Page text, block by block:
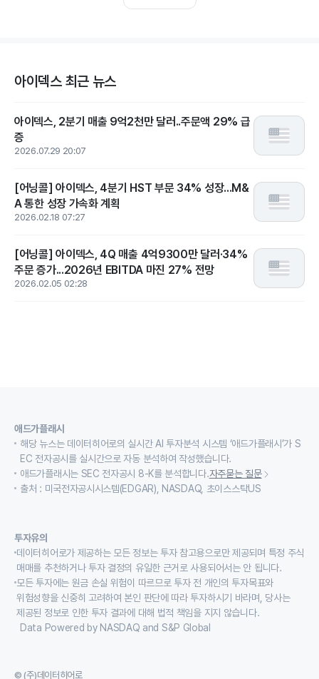
아이덱스 최근 뉴스
아이덱스, 2분기 매출 9억2천만 달러..주문액 29% 급
증
2026.07.29 20:07
[어닝콜] 아이덱스, 4분기 HST 부문 34% 성장...M&
A 통한 성장 가속화 계획
2026.02.18 07:27
[어닝콜] 아이덱스, 4Q 매출 4억9300만 달러·34%
주문 증가...2026년 EBITDA 마진 27% 전망
2026.02.05 02:28
애드가플래시
해당 뉴스는 데이터히어로의 실시간 AI 투자분석 시스템 ‘애드가플래시’가 S
EC 전자공시를 실시간으로 자동 분석하여 작성했습니다.
애드가플래시는 SEC 전자공시 8-K를 분석합니다.자주묻는 질문
출처 : 미국전자공시시스템(EDGAR), NASDAQ, 초이스스탁US
투자유의
데이터히어로가 제공하는 모든 정보는 투자 참고용으로만 제공되며 특정 주식
매매를 추천하거나 투자 결정의 유일한 근거로 사용되어서는 안 됩니다.
모든 투자에는 원금 손실 위험이 따르므로 투자 전 개인의 투자목표와
위험성향을 신중히 고려하여 본인 판단에 따라 투자하시기 바라며, 당사는
제공된 정보로 인한 투자 결과에 대해 법적 책임을 지지 않습니다.
Data Powered by NASDAQ and S&P Global
© (주)데이터히어로